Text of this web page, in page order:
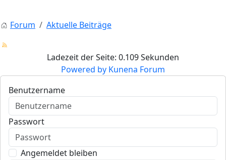
Forum Aktuelle Beiträge
Ladezeit der Seite: 0.109 Sekunden
Powered by Kunena Forum
Benutzername
Passwort
Angemeldet bleiben